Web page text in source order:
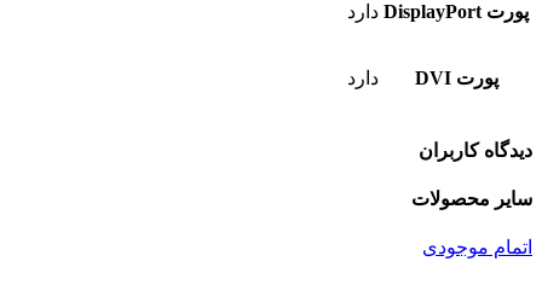
پورت DisplayPort دارد
پورت DVI دارد
دیدگاه کاربران
سایر محصولات
اتمام موجودی